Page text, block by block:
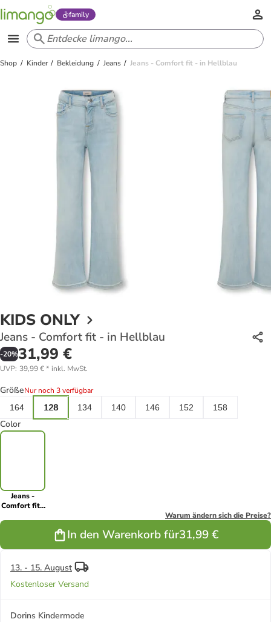
family
Shop Kinder Bekleidung Jeans Jeans - Comfort fit - in Hellblau
KIDS ONLY
Jeans - Comfort fit - in Hellblau
-20%31,99 €
UVP: 39,99 €* inkl. MwSt.
GrößeNur noch 3 verfügbar
164
128 134 140 146 152 158
Color
Jeans -
Comfort fit -
Warum ändern sich die Preise?
In den Warenkorb für31,99 €
13. - 15. August
Kostenloser Versand
Dorins Kindermode